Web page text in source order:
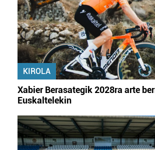
KIROLA
Xabier Berasategik 2028ra arte
Euskaltelekin